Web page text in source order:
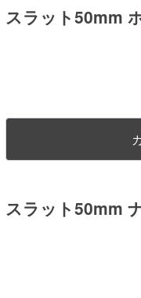
スラット50mm
スラット50mm